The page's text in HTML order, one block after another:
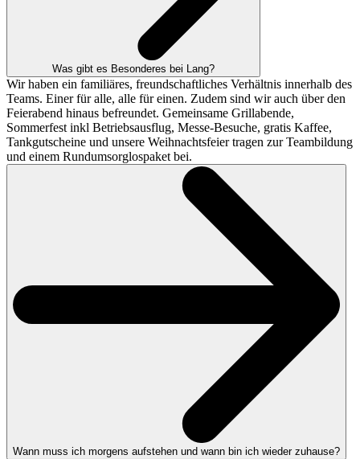
Was gibt es Besonderes bei Lang?
Wir haben ein familiäres, freundschaftliches Verhältnis innerhalb des
Teams. Einer für alle, alle für einen. Zudem sind wir auch über den
Feierabend hinaus befreundet. Gemeinsame Grillabende,
Sommerfest inkl Betriebsausflug, Messe-Besuche, gratis Kaffee,
Tankgutscheine und unsere Weihnachtsfeier tragen zur Teambildung
und einem Rundumsorglospaket bei.
Wann muss ich morgens aufstehen und wann bin ich wieder zuhause?